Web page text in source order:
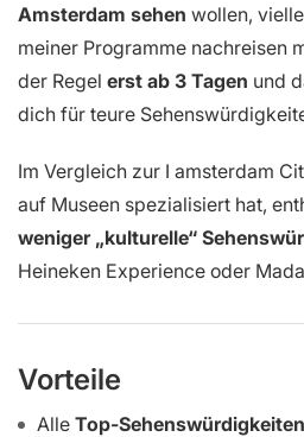
Amsterdam sehen wollen,
meiner Programme nachreisen
der Regel erst ab 3 Tagen und
dich für teure
Im Vergleich zur I amsterdam
auf Museen spezialisiert hat,
weniger „kulturelle“
Heineken Experience oder
Vorteile
Alle Top-Sehenswürdigkeiten